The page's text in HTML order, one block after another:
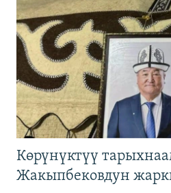
Көрүнүктүү
Жакыпбековдун